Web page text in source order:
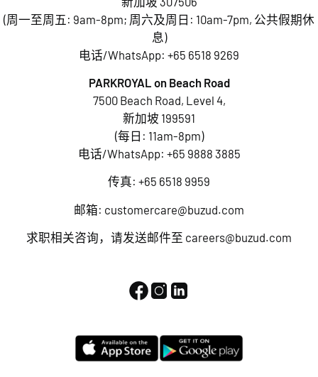
(周一至周五: 9am-8pm; 周六及周日: 10am-7pm, 公共假期休
息)
电话/WhatsApp: +65 6518 9269
PARKROYAL on Beach Road
7500 Beach Road, Level 4,
新加坡 199591
(每日: 11am-8pm)
电话/WhatsApp: +65 9888 3885
传真: +65 6518 9959
邮箱: customercare@buzud.com
求职相关咨询，请发送邮件至 careers@buzud.com